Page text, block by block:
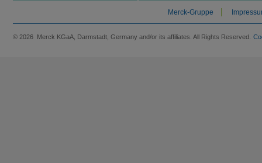
Merck-Gruppe
© 2026 Merck KGaA, Darmstadt, Germany and/or its affiliates. All Rights Reserved.